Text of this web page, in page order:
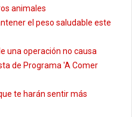
animales
el peso saludable este
una operación no causa
de Programa 'A Comer
te harán sentir más